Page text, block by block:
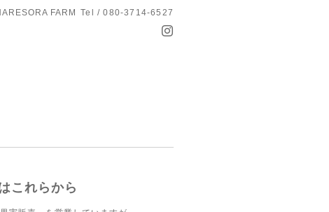
FARM Tel / 080-3714-6527
これらから